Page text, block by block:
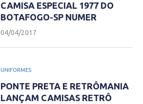
CAMISA ESPECIAL 1977 DO
BOTAFOGO-SP NUMER
04/04/2017
UNIFORMES
PONTE PRETA E RETRÔMANIA
LANÇAM CAMISAS RETRÔ